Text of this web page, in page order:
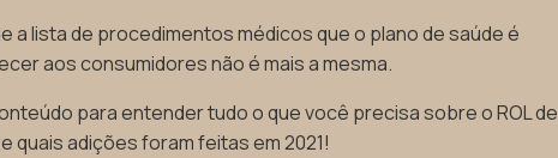
a lista de procedimentos médicos que o plano de saúde é
aos consumidores não é mais a mesma.
para entender tudo o que você precisa sobre o ROL de
quais adições foram feitas em 2021!